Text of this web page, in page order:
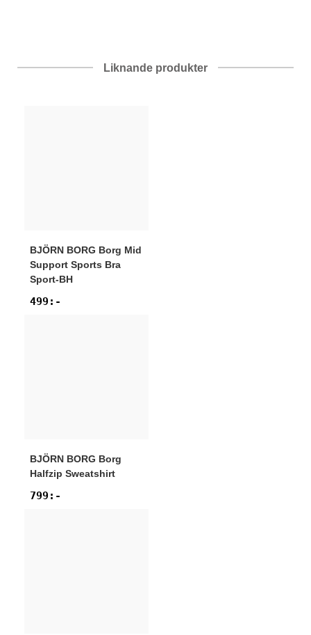
Liknande produkter
BJÖRN BORG Borg Mid
Support Sports Bra
Sport-BH
499 :-
BJÖRN BORG Borg
Halfzip Sweatshirt
799 :-